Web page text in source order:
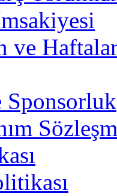
ve
Sponsorluk